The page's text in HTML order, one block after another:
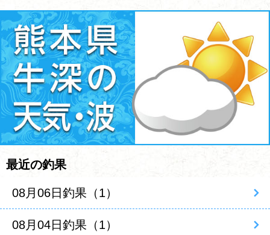
最近の釣果
08月06日釣果（1）
08月04日釣果（1）